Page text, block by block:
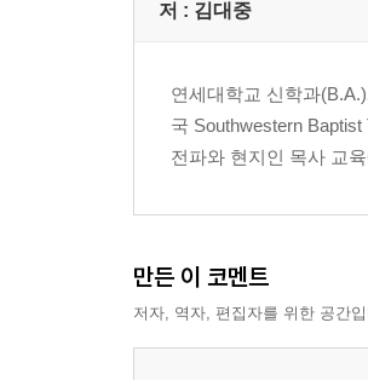
저 : 김대중
연세대학교 신학과
국 Southwestern
전파와 현지인 목사 교
만든 이 코멘트
저자, 역자, 편집자를 위한 공간